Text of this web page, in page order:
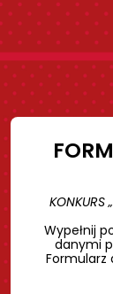
KONKURS
Wypełnij
danymi
Formularz